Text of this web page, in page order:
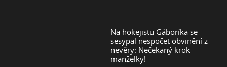
Na hokejistu Gáboríka se
sesypal nespočet obvinění z
nevěry: Nečekaný krok
manželky!